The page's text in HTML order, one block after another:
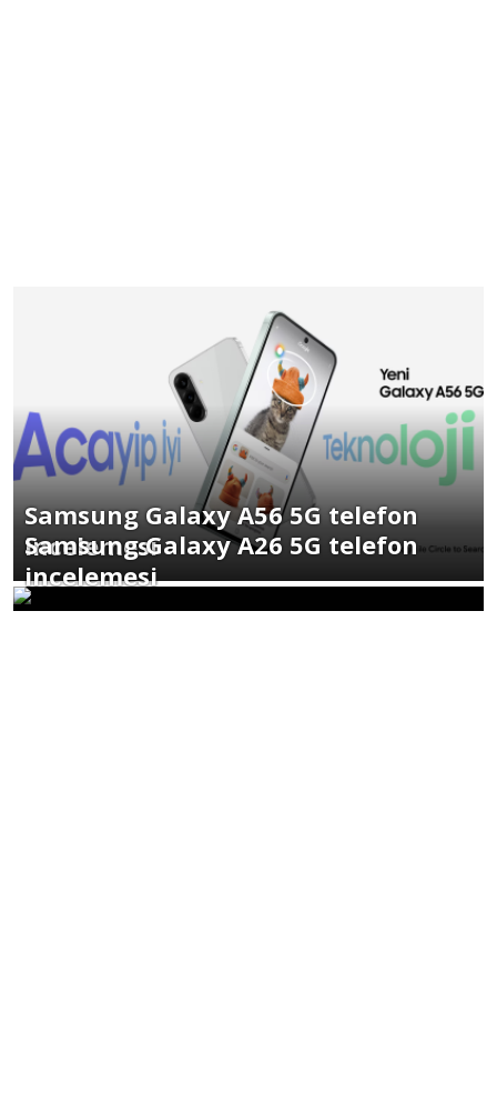
Samsung Galaxy A56 5G telefon
incelemesi
Samsung Galaxy A26 5G telefon
incelemesi